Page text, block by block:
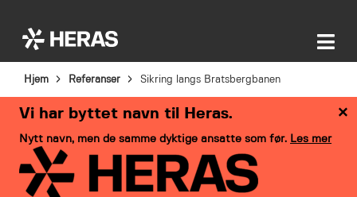
Hjem Referanser Sikring langs Bratsbergbanen
×
Vi har byttet navn til Heras.
Nytt navn, men de samme dyktige ansatte som før. Les mer